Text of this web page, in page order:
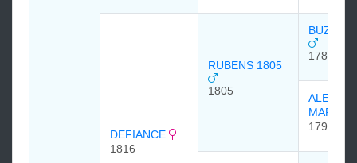
DEFIANCE
1816
RUBENS 1805
1805
1787
MARE
1790